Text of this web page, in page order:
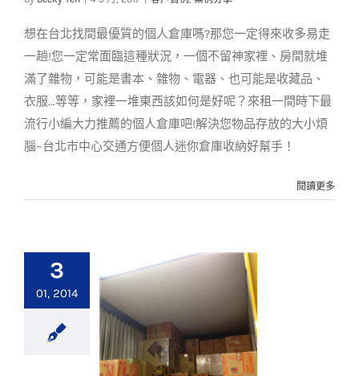
客戶實例 案例分享
想在台北找間最優質的個人倉庫嗎?那您一定得來收多易走
一趟!您一定常面臨這種狀況，一個不留神家裡、房間就堆
滿了雜物，可能是書本、雜物、電器、也可能是收藏品、
衣服...等等，家裡一堆東西該如何是好呢？來租一間時下最
流行小編大力推薦的個人倉庫吧!解決您物品存放的大小煩
腦~台北市中心交通方便個人迷你倉庫收納好幫手！
閱讀更多
3
01, 2014